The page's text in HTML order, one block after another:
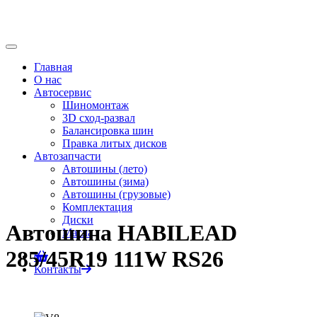
Главная
О нас
Автосервис
Шиномонтаж
3D сход-развал
Балансировка шин
Правка литых дисков
Автозапчасти
Автошины (лето)
Автошины (зима)
Автошины (грузовые)
Комплектация
Диски
Масла
0
Контакты
Автошина HABILEAD
285/45R19 111W RS26